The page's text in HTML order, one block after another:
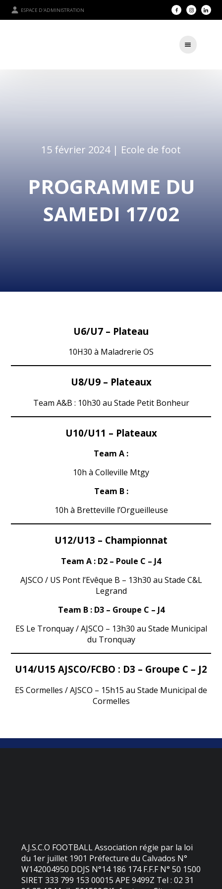
ESPACE D'ADMINISTRATION
15 février 2024 | Ecole de foot
PROGRAMME DU
SAMEDI 17/02
U6/U7 – Plateau
10H30 à Maladrerie OS
U8/U9 – Plateaux
Team A&B : 10h30 au Stade Petit Bonheur
U10/U11 – Plateaux
Team A :
10h à Colleville Mtgy
Team B :
10h à Bretteville l’Orgueilleuse
U12/U13 – Championnat
Team A : D2 – Poule C – J4
AJSCO / US Pont l’Evêque B – 13h30 au Stade C&L
Legrand
Team B : D3 – Groupe C – J4
ES Le Tronquay / AJSCO – 13h30 au Stade Municipal
du Tronquay
U14/U15 AJSCO/FCBO : D3 – Groupe C – J2
ES Cormelles / AJSCO – 15h15 au Stade Municipal de
Cormelles
A.J.S.C.O FOOTBALL Association régie par la loi
du 1er juillet 1901 Préfecture du Calvados N°
W142004950 DDJS N°14 186 174 F.F.F N° 50 1500
SIRET 333 799 153 00015 APE 9499Z Tel : 02 31